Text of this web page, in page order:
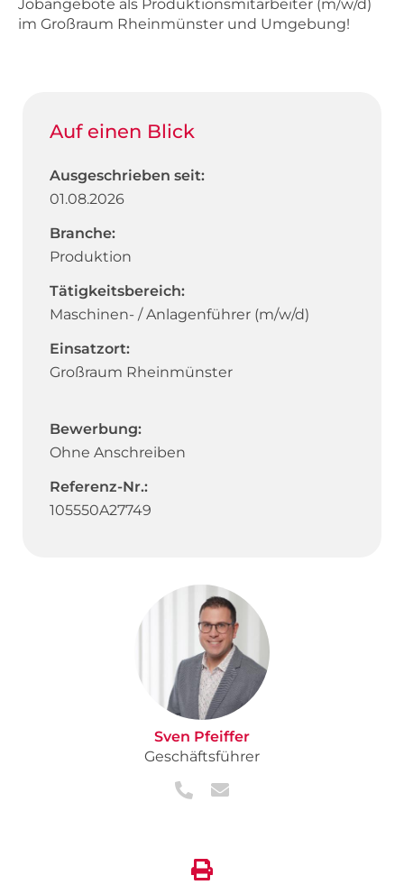
Jobangebote als Produktionsmitarbeiter (m/w/d)
im Großraum Rheinmünster und Umgebung!
Auf einen Blick
Ausgeschrieben seit:
01.08.2026
Branche:
Produktion
Tätigkeitsbereich:
Maschinen- / Anlagenführer (m/w/d)
Einsatzort:
Großraum Rheinmünster
Bewerbung:
Ohne Anschreiben
Referenz-Nr.:
105550A27749
Sven Pfeiffer
Geschäftsführer